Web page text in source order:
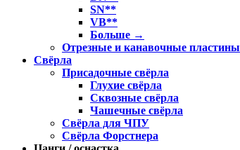
SN**
VB**
Больше →
Отрезные и канавочные пластины
Свёрла
Присадочные свёрла
Глухие свёрла
Сквозные свёрла
Чашечные свёрла
Свёрла для ЧПУ
Свёрла Форстнера